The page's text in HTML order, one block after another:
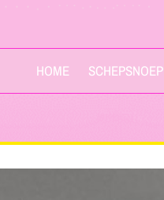
HOME SCHEPSNOEP